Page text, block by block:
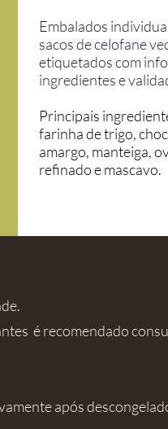
Embalados
sacos de celofane
etiquetados com
ingredientes e
Principais
farinha de trigo,
amargo, manteiga,
refinado e mascavo.
é recomendado
após